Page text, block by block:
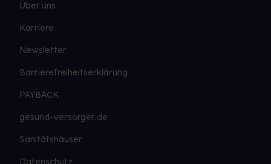
Über uns
Karriere
Newsletter
Barrierefreiheitserklärung
PAYBACK
gesund-versorger.de
Sanitätshäuser